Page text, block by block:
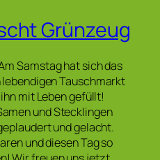
Grünzeug
Samstag hat sich das
Tauschmarkt
mit Leben gefüllt!
und Stecklingen
und gelacht.
und diesen Tag so